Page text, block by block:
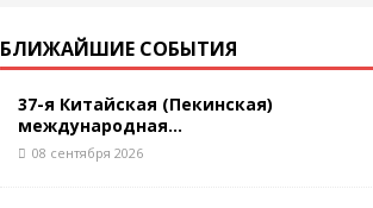
БЛИЖАЙШИЕ СОБЫТИЯ
37-я Китайская (Пекинская)
международная...
08 сентября 2026